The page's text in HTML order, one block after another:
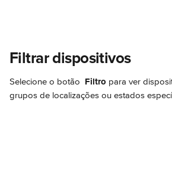
Filtrar dispositivos
Selecione o botão Filtro para ver
grupos de localizações ou estados